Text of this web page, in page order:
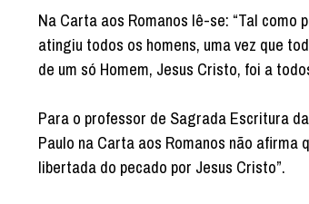
Na Carta aos Romanos lê-se: “Tal como
atingiu todos os homens, uma vez que
de um só Homem, Jesus Cristo, foi a
Para o professor de Sagrada Escritura
Paulo na Carta aos Romanos não afirma
libertada do pecado por Jesus Cristo”.